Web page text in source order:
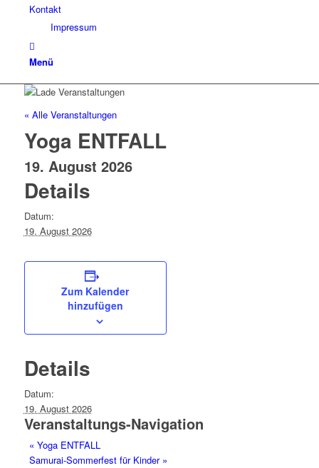
Kontakt
Impressum
Menü
« Alle Veranstaltungen
Yoga ENTFALL
19. August 2026
Details
Datum:
19. August 2026
Zum Kalender
hinzufügen
Details
Datum:
19. August 2026
Veranstaltungs-Navigation
« Yoga ENTFALL
Samurai-Sommerfest für Kinder »